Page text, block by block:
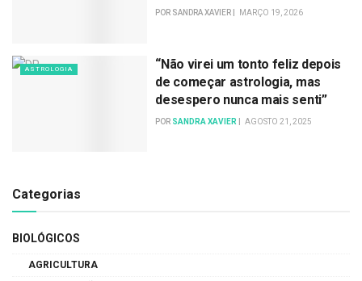
POR SANDRA XAVIER MARÇO 19, 2026
ASTROLOGIA
“Não virei um tonto feliz depois
de começar astrologia, mas
desespero nunca mais senti”
POR SANDRA XAVIER AGOSTO 21, 2025
Categorias
BIOLÓGICOS
AGRICULTURA